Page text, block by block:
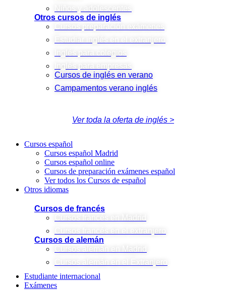
Niños y adolescentes
Otros cursos de inglés
Cursos preparación exámenes
Estudiar inglés en el extranjero
Inglés para colegios
Inglés para empresas
Cursos de inglés en verano
Campamentos verano inglés
Ver toda la oferta de inglés >
Cursos español
Cursos español Madrid
Cursos español online
Cursos de preparación exámenes español
Ver todos los Cursos de español
Otros idiomas
Cursos de francés
Cursos francés en Madrid
Cursos de alemán
Cursos alemán en Madrid
Cursos alemán en el Extranjero
Estudiante internacional
Exámenes